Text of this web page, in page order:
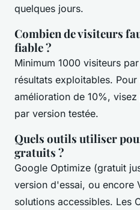
quelques jours.
Combien de visiteurs
fiable ?
Minimum 1000 visiteurs
résultats exploitables.
amélioration de 10%,
par version testée.
Quels outils utiliser
gratuits ?
Google Optimize (gratuit
version d'essai, ou encore
solutions accessibles. Les